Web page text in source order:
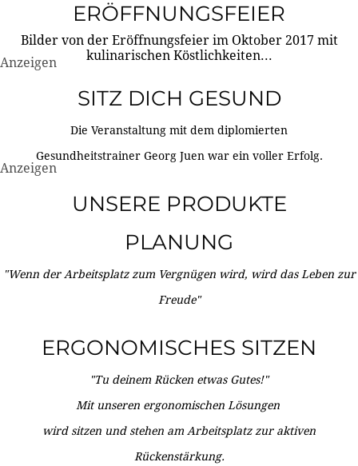
ERÖFFNUNGSFEIER
Bilder von der Eröffnungsfeier im Oktober 2017 mit
kulinarischen Köstlichkeiten...
Anzeigen
SITZ DICH GESUND
Die Veranstaltung mit dem diplomierten
Gesundheitstrainer Georg Juen war ein voller Erfolg.
Anzeigen
UNSERE PRODUKTE
PLANUNG
"Wenn der Arbeitsplatz zum Vergnügen wird, wird das Leben zur
Freude"
ERGONOMISCHES SITZEN
"Tu deinem Rücken etwas Gutes!"
Mit unseren ergonomischen Lösungen
wird sitzen und stehen am Arbeitsplatz zur aktiven
Rückenstärkung.